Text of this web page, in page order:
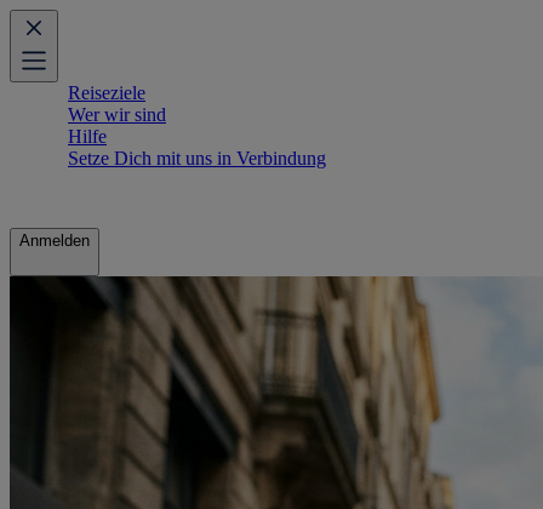
Reiseziele
Wer wir sind
Hilfe
Setze Dich mit uns in Verbindung
Anmelden